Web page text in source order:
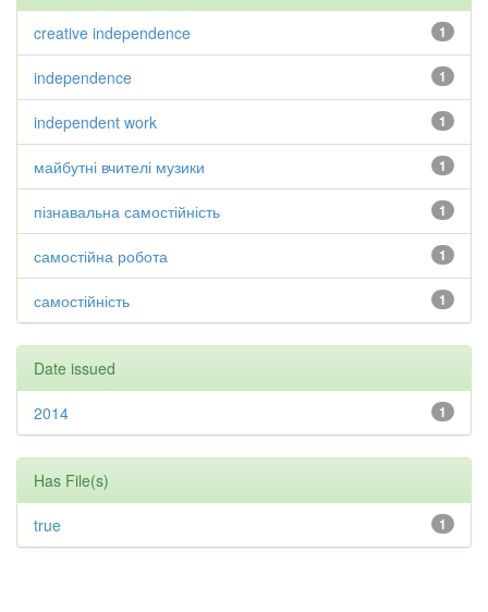
1
creative independence
1
independence
1
independent work
1
майбутні вчителі музики
1
пізнавальна самостійність
1
самостійна робота
1
самостійність
Date issued
1
2014
Has File(s)
1
true